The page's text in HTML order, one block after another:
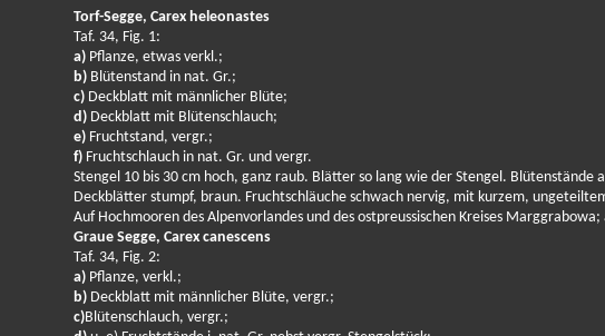
Torf-Segge, Carex heleonastes
Taf. 34, Fig. 1:
a)Pflanze, etwas verkl.;
b)Blütenstand in nat. Gr.;
c)Deckblatt mit männlicher Blüte;
d)Deckblatt mit Blütenschlauch;
e)Fruchtstand, vergr.;
f)Fruchtschlauch in nat. Gr. und vergr.
Stengel 10 bis 30 cm hoch, ganz raub. Blätter so lang wie der Stengel.
Deckblätter stumpf, braun. Fruchtschläuche schwach nervig, mit kurzem,
Auf Hochmooren des Alpenvorlandes und des ostpreussischen Kreises
Graue Segge, Carex canescens
Taf. 34, Fig. 2:
a)Pflanze, verkl.;
b)Deckblatt mit männlicher Blüte, vergr.;
c)Blütenschlauch, vergr.;